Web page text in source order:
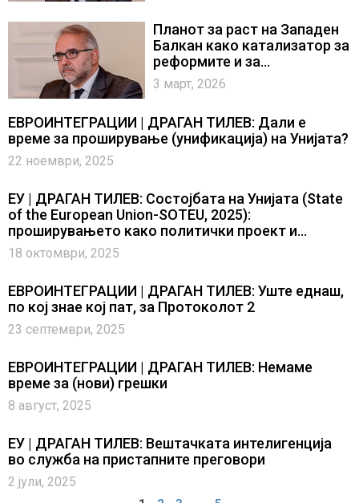
Планот за раст на Западен
Балкан како катализатор за
реформите и за
економската конвергенција
3 март, 2026
ЕВРОИНТЕГРАЦИИ | ДРАГАН ТИЛЕВ: Дали е
време за проширување (унификација) на Унијата?
22 ноември, 2025
ЕУ | ДРАГАН ТИЛЕВ: Состојбата на Унијата (State
of the European Union-SOTEU, 2025):
проширувањето како политички проект и
геополитички императив
18 октомври, 2025
ЕВРОИНТЕГРАЦИИ | ДРАГАН ТИЛЕВ: Уште еднаш,
по кој знае кој пат, за Протоколот 2
23 септември, 2025
ЕВРОИНТЕГРАЦИИ | ДРАГАН ТИЛЕВ: Немаме
време за (нови) грешки
8 август, 2025
ЕУ | ДРАГАН ТИЛЕВ: Вештачката интелигенција
во служба на пристапните преговори
2 јули, 2025